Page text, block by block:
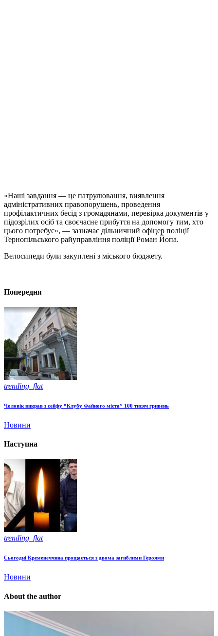
«Наші завдання — це патрулювання, виявлення
адміністративних правопорушень, проведення
профілактичних бесід з громадянами, перевірка документів у
підозрілих осіб та своєчасне прибуття на допомогу тим, хто
цього потребує», — зазначає дільничний офіцер поліції
Тернопільського райуправління поліції Роман Йопа.
Велосипеди були закуплені з міського бюджету.
Попередня
trending_flat
Чоловік викрав з сейфу “Клубу Файного міста” 100 тисяч гривень
Новини
Наступна
trending_flat
Сьогодні Кременеччина прощається з двома загиблими Героями
Новини
About the author